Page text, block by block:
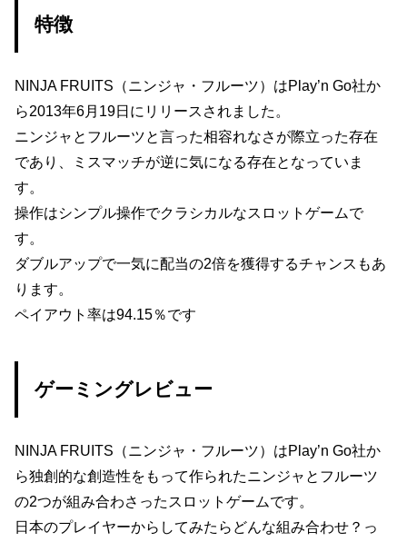
特徴
NINJA FRUITS（ニンジャ・フルーツ）はPlay’n Go社か
ら2013年6月19日にリリースされました。
ニンジャとフルーツと言った相容れなさが際立った存在
であり、ミスマッチが逆に気になる存在となっていま
す。
操作はシンプル操作でクラシカルなスロットゲームで
す。
ダブルアップで一気に配当の2倍を獲得するチャンスもあ
ります。
ペイアウト率は94.15％です
ゲーミングレビュー
NINJA FRUITS（ニンジャ・フルーツ）はPlay’n Go社か
ら独創的な創造性をもって作られたニンジャとフルーツ
の2つが組み合わさったスロットゲームです。
日本のプレイヤーからしてみたらどんな組み合わせ？っ